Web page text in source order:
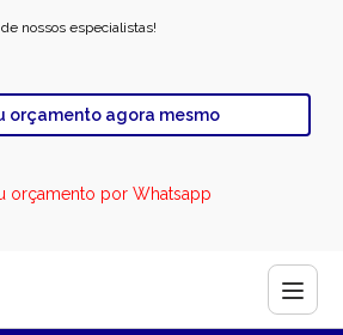
nossos especialistas!
orçamento agora mesmo
orçamento por Whatsapp